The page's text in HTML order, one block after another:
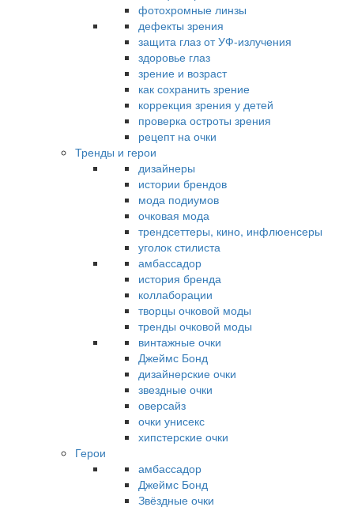
фотохромные линзы
дефекты зрения
защита глаз от УФ-излучения
здоровье глаз
зрение и возраст
как сохранить зрение
коррекция зрения у детей
проверка остроты зрения
рецепт на очки
Тренды и герои
дизайнеры
истории брендов
мода подиумов
очковая мода
трендсеттеры, кино, инфлюенсеры
уголок стилиста
амбассадор
история бренда
коллаборации
творцы очковой моды
тренды очковой моды
винтажные очки
Джеймс Бонд
дизайнерские очки
звездные очки
оверсайз
очки унисекс
хипстерские очки
Герои
амбассадор
Джеймс Бонд
Звёздные очки